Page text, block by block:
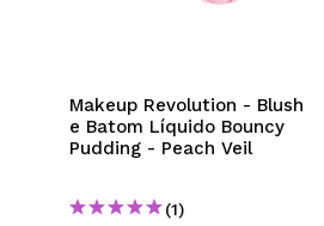
Makeup Revolution - Blush
e Batom Líquido Bouncy
Pudding - Peach Veil
(1)